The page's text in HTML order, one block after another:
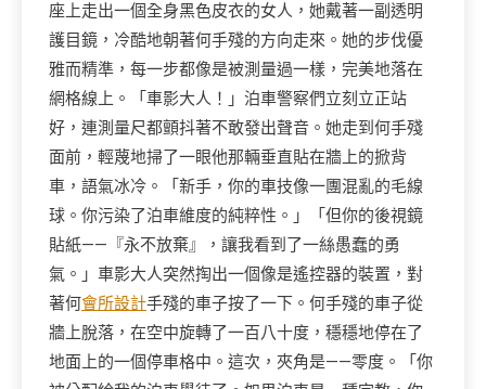
座上走出一個全身黑色皮衣的女人，她戴著一副透明
護目鏡，冷酷地朝著何手殘的方向走來。她的步伐優
雅而精準，每一步都像是被測量過一樣，完美地落在
網格線上。「車影大人！」泊車警察們立刻立正站
好，連測量尺都顫抖著不敢發出聲音。她走到何手殘
面前，輕蔑地掃了一眼他那輛垂直貼在牆上的掀背
車，語氣冰冷。「新手，你的車技像一團混亂的毛線
球。你污染了泊車維度的純粹性。」「但你的後視鏡
貼紙——『永不放棄』，讓我看到了一絲愚蠢的勇
氣。」車影大人突然掏出一個像是遙控器的裝置，對
著何會所設計手殘的車子按了一下。何手殘的車子從
牆上脫落，在空中旋轉了一百八十度，穩穩地停在了
地面上的一個停車格中。這次，夾角是——零度。「你